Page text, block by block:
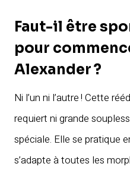
Faut-il être
pour
Alexander ?
Ni l’un ni l’autre ! Cette
requiert ni grande
spéciale. Elle se pratique
s’adapte à toutes les